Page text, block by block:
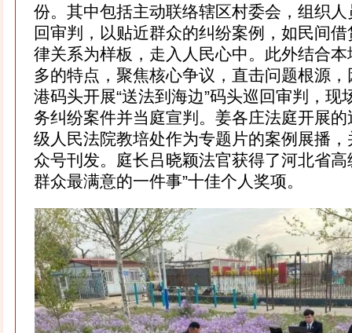
份。其中包括主动联络辖区村委会，组织
回审判，以贴近群众的纠纷案例，如民间
律关系为样板，走入人民心中。此外结合
多的特点，聚焦核心争议，直击问题根源
港码头开展“送法到海边”码头巡回审判，现
务纠纷案件并当庭宣判。姜各庄法庭开展
级人民法院教培处作为专题片的案例展播
众号刊发。庭长吕晓颖法官获得了河北省高
群众最满意的一件事”十佳个人奖项。